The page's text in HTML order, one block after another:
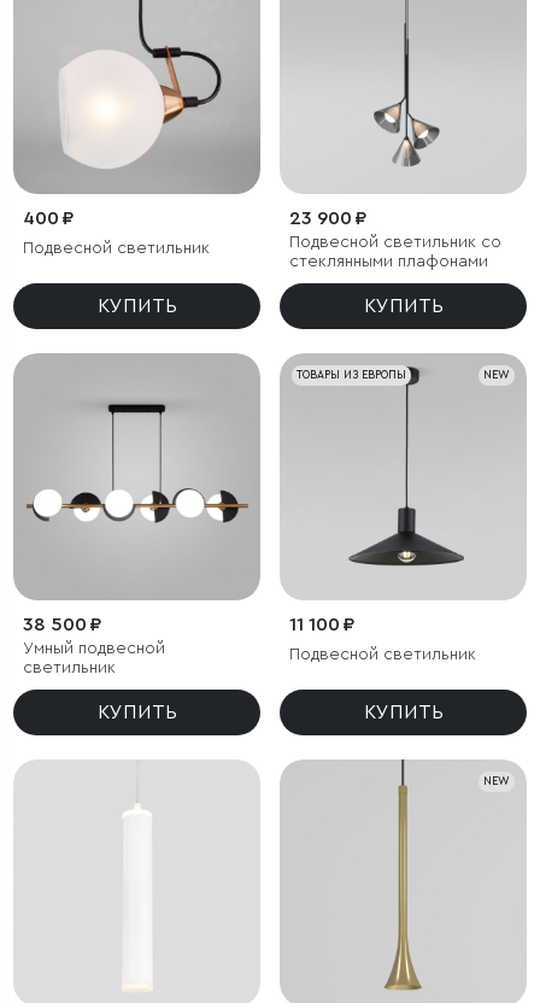
400 ₽
Подвесной светильник
КУПИТЬ
23 900 ₽
Подвесной светильник со
стеклянными плафонами
КУПИТЬ
38 500 ₽
Умный подвесной
светильник
КУПИТЬ
NEW
ТОВАРЫ ИЗ ЕВРОПЫ
11 100 ₽
Подвесной светильник
КУПИТЬ
NEW